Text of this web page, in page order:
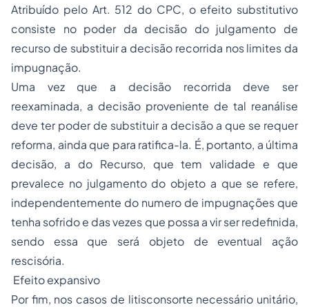
Atribuído pelo Art. 512 do CPC, o efeito substitutivo
consiste no poder da decisão do julgamento de
recurso de substituir a decisão recorrida nos limites da
impugnação.
Uma vez que a decisão recorrida deve ser
reexaminada, a decisão proveniente de tal reanálise
deve ter poder de substituir a decisão a que se requer
reforma, ainda que para ratifica-la. É, portanto, a última
decisão, a do Recurso, que tem validade e que
prevalece no julgamento do objeto a que se refere,
independentemente do numero de impugnações que
tenha sofrido e das vezes que possa a vir ser redefinida,
sendo essa que será objeto de eventual ação
rescisória.
Efeito expansivo
Por fim, nos casos de litisconsorte necessário unitário,